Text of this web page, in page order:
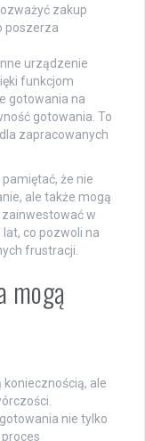
zakup
poszerza
urządzenie
funkcjom
gotowania na
gotowania. To
zapracowanych
że nie
ale także mogą
w
co pozwoli na
frustracji.
mogą
ale
nie tylko